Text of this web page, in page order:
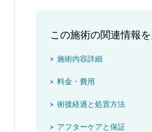
この施術の関連情報
施術内容詳細
料金・費用
術後経過と処置方法
アフターケアと保証